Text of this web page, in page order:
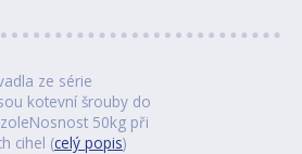
ze série
kotevní šrouby do
50kg při
cihel (celý popis)